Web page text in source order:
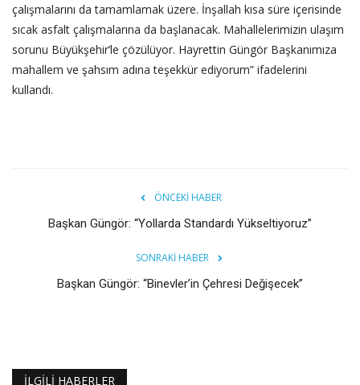
çalışmalarını da tamamlamak üzere. İnşallah kısa süre içerisinde
sıcak asfalt çalışmalarına da başlanacak. Mahallelerimizin ulaşım
sorunu Büyükşehir’le çözülüyor. Hayrettin Güngör Başkanımıza
mahallem ve şahsım adına teşekkür ediyorum” ifadelerini
kullandı.
ÖNCEKI HABER
Başkan Güngör: “Yollarda Standardı Yükseltiyoruz”
SONRAKI HABER
Başkan Güngör: “Binevler’in Çehresi Değişecek”
İLGILI HABERLER